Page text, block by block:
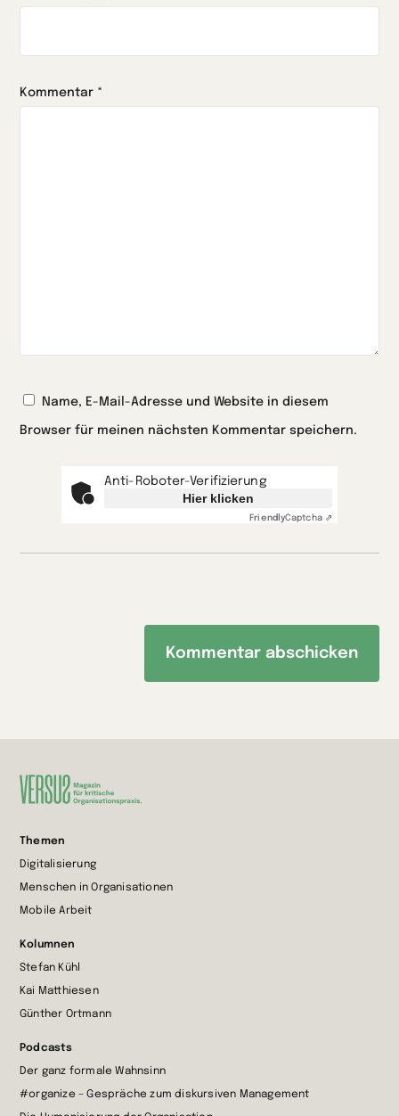
Kommentar *
Name, E-Mail-Adresse und Website in diesem
Browser für meinen nächsten Kommentar speichern.
Anti-Roboter-Verifizierung
Hier klicken
FriendlyCaptcha ⇗
Startseite
wechseln
Themen
Digitalisierung
Menschen in Organisationen
Mobile Arbeit
Kolumnen
Stefan Kühl
Kai Matthiesen
Günther Ortmann
Podcasts
Der ganz formale Wahnsinn
#organize – Gespräche zum diskursiven Management